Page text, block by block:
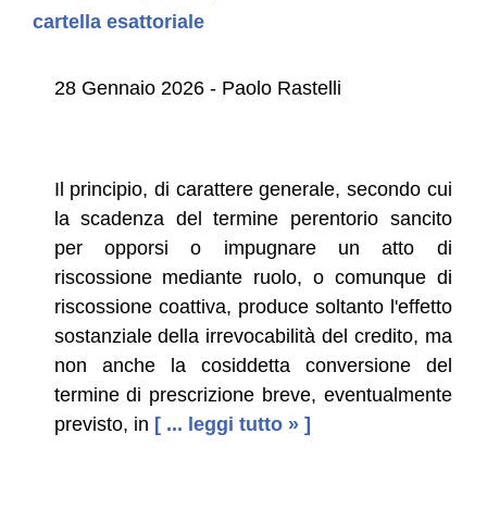
cartella esattoriale
28 Gennaio 2026 - Paolo Rastelli
Il principio, di carattere generale, secondo cui
la scadenza del termine perentorio sancito
per opporsi o impugnare un atto di
riscossione mediante ruolo, o comunque di
riscossione coattiva, produce soltanto l'effetto
sostanziale della irrevocabilità del credito, ma
non anche la cosiddetta conversione del
termine di prescrizione breve, eventualmente
previsto, in [ ... leggi tutto » ]